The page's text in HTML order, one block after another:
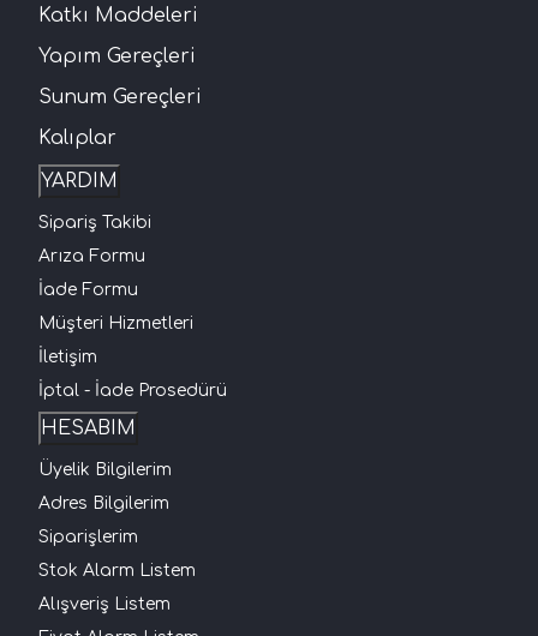
Katkı Maddeleri
Yapım Gereçleri
Sunum Gereçleri
Kalıplar
YARDIM
Sipariş Takibi
Arıza Formu
İade Formu
Müşteri Hizmetleri
İletişim
İptal - İade Prosedürü
HESABIM
Üyelik Bilgilerim
Adres Bilgilerim
Siparişlerim
Stok Alarm Listem
Alışveriş Listem